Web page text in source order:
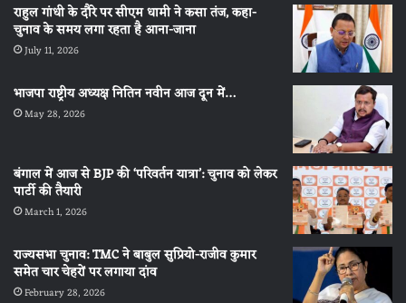
राहुल गांधी के दौरे पर सीएम धामी ने कसा तंज, कहा-
चुनाव के समय लगा रहता है आना-जाना
July 11, 2026
भाजपा राष्ट्रीय अध्यक्ष नितिन नवीन आज दून में…
May 28, 2026
बंगाल में आज से BJP की ‘परिवर्तन यात्रा’: चुनाव को लेकर
पार्टी की तैयारी
March 1, 2026
राज्यसभा चुनाव: TMC ने बाबुल सुप्रियो-राजीव कुमार
समेत चार चेहरों पर लगाया दांव
February 28, 2026